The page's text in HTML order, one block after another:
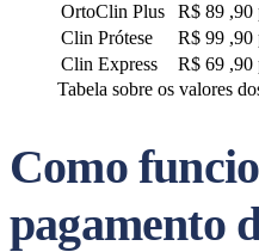
OrtoClin Plus
R$ 89 ,90
Clin Prótese
R$ 99 ,90
Clin Express
R$ 69 ,90
Tabela sobre os valores
Como
pagamento